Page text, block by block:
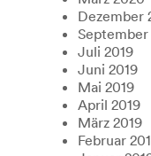
Dezember
September
Juli 2019
Juni 2019
Mai 2019
April 2019
März 2019
Februar